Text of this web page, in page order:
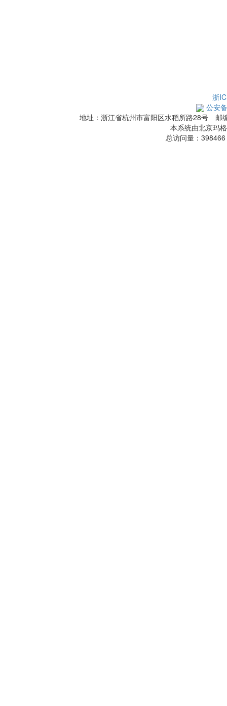
浙
公安
地址：浙江省杭州市富阳区水稻所路28号
本系统由北京玛
总访问量： 398466